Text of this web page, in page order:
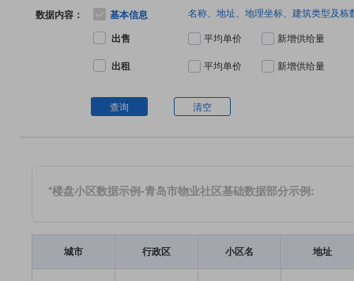
数据内容： 基本信息 名称、地址、地理坐标、建筑类型及
出售 平均单价 新增供给量
出租 平均单价 新增供给量
查询 清空
*楼盘小区数据示例-青岛市物业社区基础数据部分示例:
城市 行政区 小区名 地址